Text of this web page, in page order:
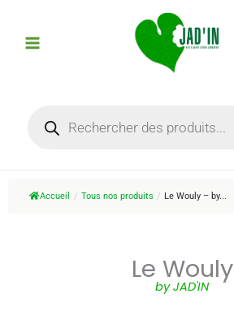
contenu
produits
Accueil / Tous nos produits / Le Wouly – by...
Le Wouly
by JAD'IN